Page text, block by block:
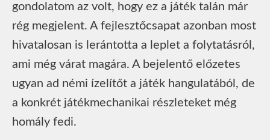
gondolatom az volt, hogy ez a játék talán már
rég megjelent. A fejlesztőcsapat azonban most
hivatalosan is lerántotta a leplet a folytatásról,
ami még várat magára. A bejelentő előzetes
ugyan ad némi ízelítőt a játék hangulatából, de
a konkrét játékmechanikai részleteket még
homály fedi.